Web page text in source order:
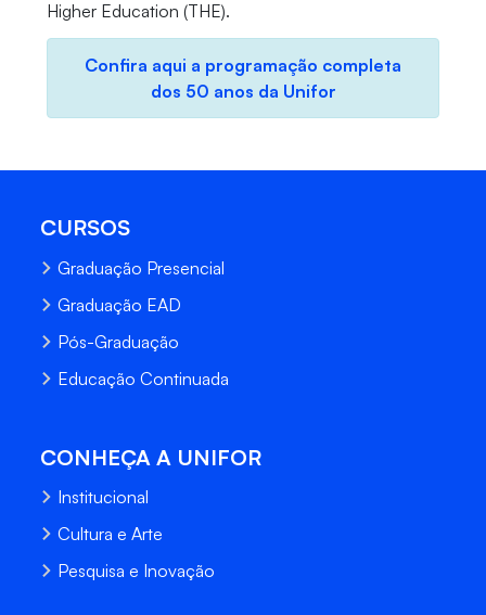
Higher Education (THE).
Confira aqui a programação completa
dos 50 anos da Unifor
CURSOS
Graduação Presencial
Graduação EAD
Pós-Graduação
Educação Continuada
CONHEÇA A UNIFOR
Institucional
Cultura e Arte
Pesquisa e Inovação